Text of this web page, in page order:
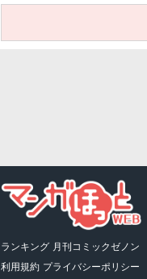
ランキング 月刊コミックゼノン
利用規約 プライバシーポリシー